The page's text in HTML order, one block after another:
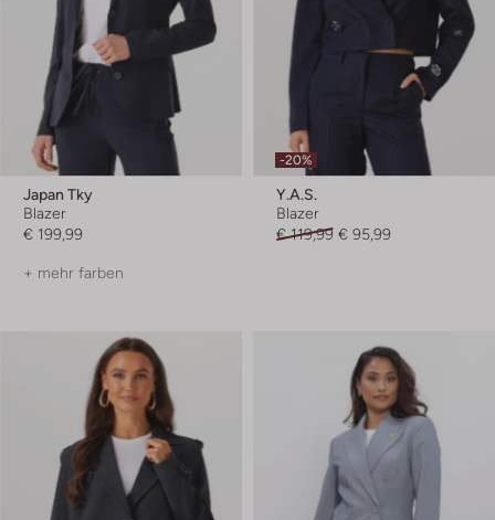
Japan Tky
Blazer
€ 199,99
+ mehr farben
-20%
Y.a.s.
Blazer
€ 119,99 € 95,99